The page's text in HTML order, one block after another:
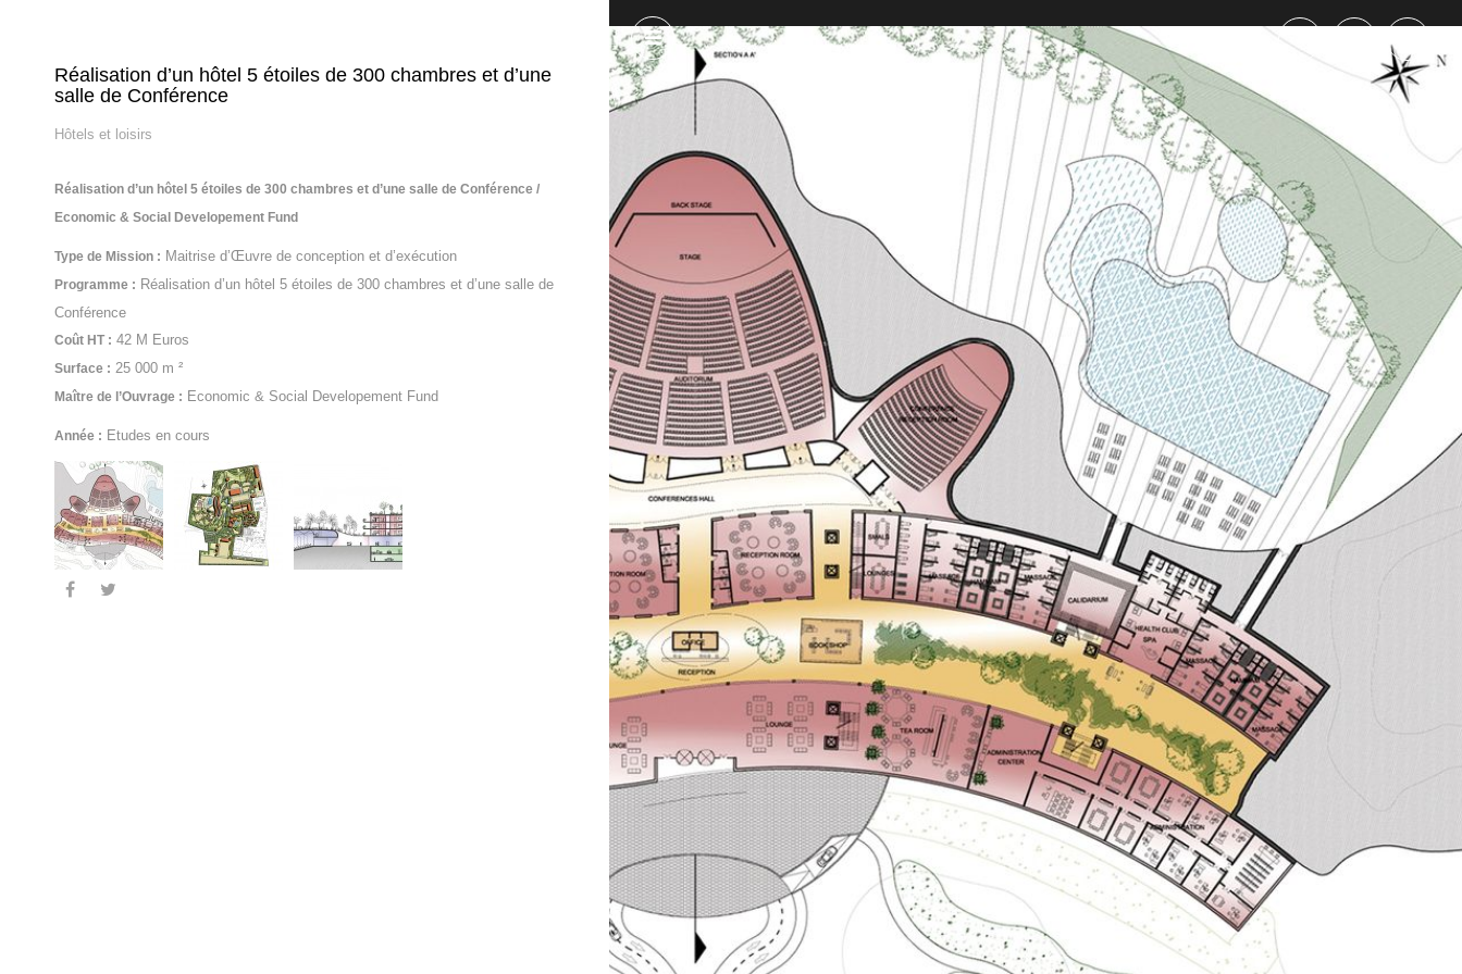
Réalisation d’un hôtel 5 étoiles de 300 chambres et d’une
salle de Conférence
Hôtels et loisirs
Réalisation d’un hôtel 5 étoiles de 300 chambres et d’une salle de Conférence /
Economic & Social Developement Fund
Type de Mission : Maitrise d’Œuvre de conception et d’exécution
Programme : Réalisation d’un hôtel 5 étoiles de 300 chambres et d’une salle de
Conférence
Coût HT : 42 M Euros
Surface : 25 000 m ²
Maître de l’Ouvrage : Economic & Social Developement Fund
Année : Etudes en cours